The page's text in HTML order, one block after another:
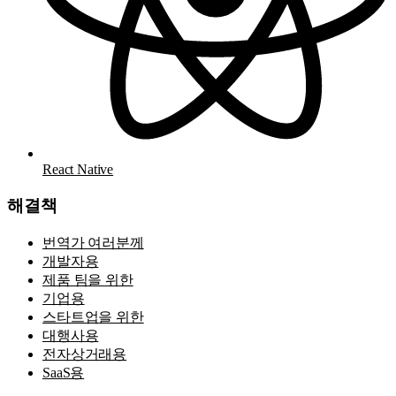
React Native
해결책
번역가 여러분께
개발자용
제품 팀을 위한
기업용
스타트업을 위한
대행사용
전자상거래용
SaaS용